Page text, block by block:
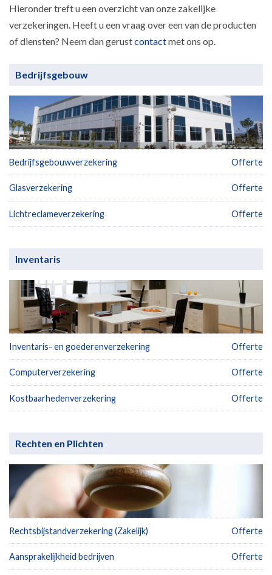
Hieronder treft u een overzicht van onze zakelijke
verzekeringen. Heeft u een vraag over een van de producten
of diensten? Neem dan gerustcontactmet ons op.
Bedrijfsgebouw
Bedrijfsgebouwverzekering Offerte
Glasverzekering Offerte
Lichtreclameverzekering Offerte
Inventaris
Inventaris- en goederenverzekering Offerte
Computerverzekering Offerte
Kostbaarhedenverzekering Offerte
Rechten en Plichten
Rechtsbijstandverzekering (Zakelijk) Offerte
Aansprakelijkheid bedrijven Offerte